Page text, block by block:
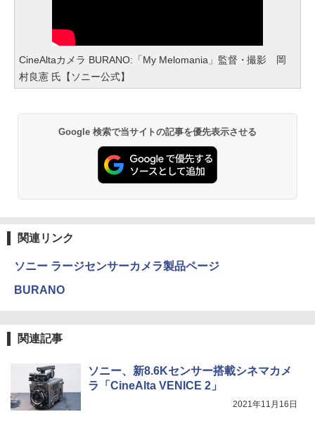
CineAltaカメラ BURANO:「My Melomania」監督・撮影 岡
村良憲 氏【ソニー公式】
Google 検索で当サイトの記事を優先表示させる
関連リンク
ソニー ラージセンサーカメラ製品ページ
BURANO
関連記事
ソニー、新8.6Kセンサー搭載シネマカメ
ラ「CineAlta VENICE 2」
2021年11月16日